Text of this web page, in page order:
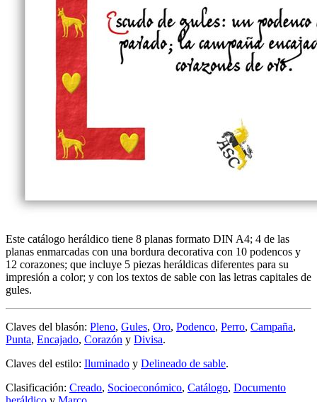
Este catálogo heráldico tiene 8 planas formato DIN A4; 4 de las
planas enmarcadas con una bordura decorativa con 10 podencos y
12 corazones; que incluye 5 piezas heráldicas diferentes para su
impresión a color; y con los textos de sable con las letras capitales de
gules.
Claves del blasón: Pleno, Gules, Oro, Podenco, Perro, Campaña,
Punta, Encajado, Corazón y Divisa.
Claves del estilo: Iluminado y Delineado de sable.
Clasificación: Creado, Socioeconómico, Catálogo, Documento